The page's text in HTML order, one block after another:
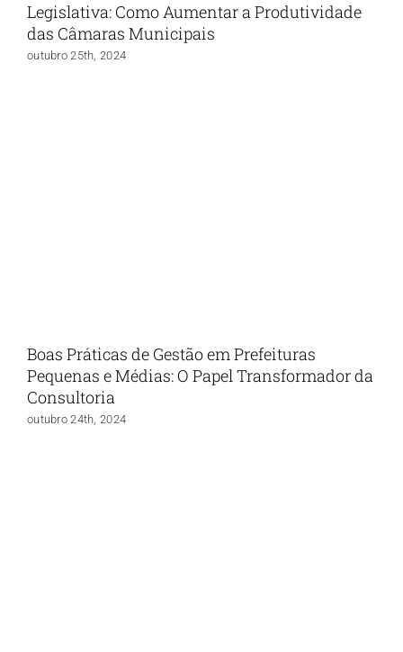
Legislativa: Como Aumentar a Produtividade
das Câmaras Municipais
outubro 25th, 2024
Boas Práticas de Gestão em Prefeituras
Pequenas e Médias: O Papel Transformador da
Consultoria
outubro 24th, 2024